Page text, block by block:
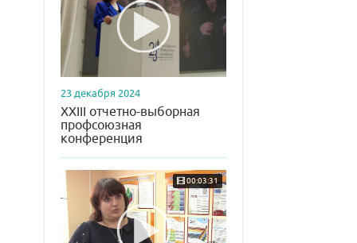
23 декабря 2024
XXIII отчетно-выборная
профсоюзная
конференция
00:03:31